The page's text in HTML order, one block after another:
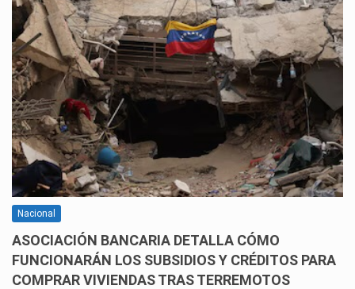
Nacional
ASOCIACIÓN BANCARIA DETALLA CÓMO
FUNCIONARÁN LOS SUBSIDIOS Y CRÉDITOS PARA
COMPRAR VIVIENDAS TRAS TERREMOTOS